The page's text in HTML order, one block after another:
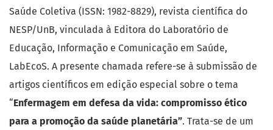
Saúde Coletiva (ISSN: 1982-8829), revista científica do
NESP/UnB, vinculada à Editora do Laboratório de
Educação, Informação e Comunicação em Saúde,
LabEcoS. A presente chamada refere-se à submissão de
artigos científicos em edição especial sobre o tema
“Enfermagem em defesa da vida: compromisso ético
para a promoção da saúde planetária”. Trata-se de um